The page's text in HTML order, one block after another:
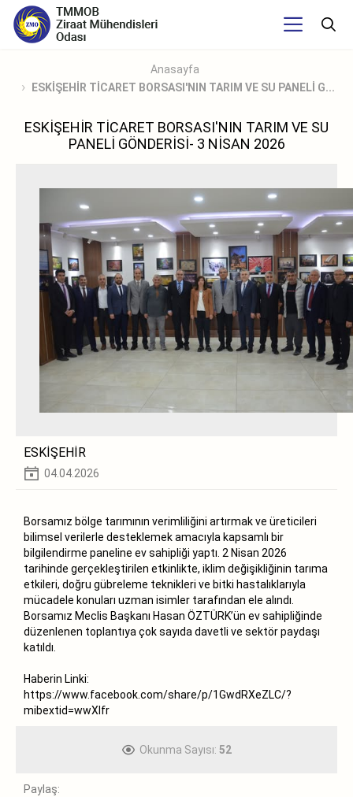
Anasayfa
ESKİŞEHİR TİCARET BORSASI'NIN TARIM VE SU PANELİ G...
ESKİŞEHİR TİCARET BORSASI'NIN TARIM VE SU
PANELİ GÖNDERİSİ- 3 NİSAN 2026
ESKİŞEHİR
04.04.2026
Borsamız bölge tarımının verimliliğini artırmak ve üreticileri
bilimsel verilerle desteklemek amacıyla kapsamlı bir
bilgilendirme paneline ev sahipliği yaptı. 2 Nisan 2026
tarihinde gerçekleştirilen etkinlikte, iklim değişikliğinin tarıma
etkileri, doğru gübreleme teknikleri ve bitki hastalıklarıyla
mücadele konuları uzman isimler tarafından ele alındı.
Borsamız Meclis Başkanı Hasan ÖZTÜRK’ün ev sahipliğinde
düzenlenen toplantıya çok sayıda davetli ve sektör paydaşı
katıldı.
Haberin Linki:
https://www.facebook.com/share/p/1GwdRXeZLC/?
mibextid=wwXIfr
Okunma Sayısı: 52
Paylaş: